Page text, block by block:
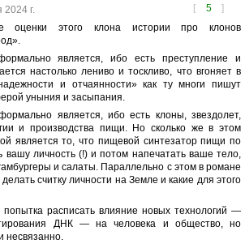
[ 5 ]
2024 г.
оценки этого клона истории про клонов
является, ибо есть преступление и
настолько лениво и тоскливо, что вгоняет в
и отчаянности» как ту многи пишут
уныния и засыпания.
является, ибо есть клоны, звездолет,
и производства пищи. Но сколько же в этом
является то, что пищевой синтезатор пищи по
вашу личность (!) и потом напечатать ваше тело,
и салаты. Параллельно с этом в романе
считку личности на Земле и какие для этого
попытка расписать влияние новых технологий —
ДНК — на человека и общество, но
несвязанно.